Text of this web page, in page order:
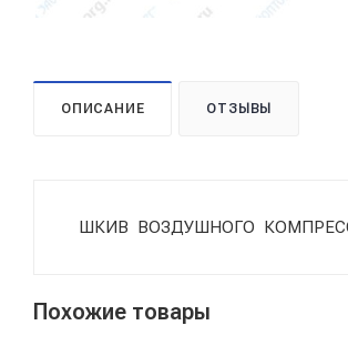
ОПИСАНИЕ ОТЗЫВЫ
ШКИВ ВОЗДУШНОГО
Похожие товары